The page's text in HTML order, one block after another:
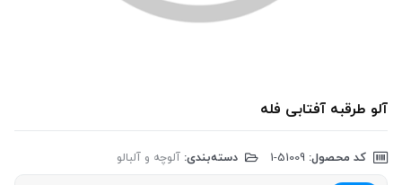
آلو طرقبه آفتابی فله
کد محصول: دسته‌بندی: آلوچه و آلبالو